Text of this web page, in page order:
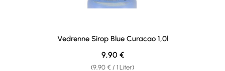
Vedrenne Sirop Blue Curacao 1,0l
(9,90 € / 1 Liter)
Regulärer Preis:
9,90 €